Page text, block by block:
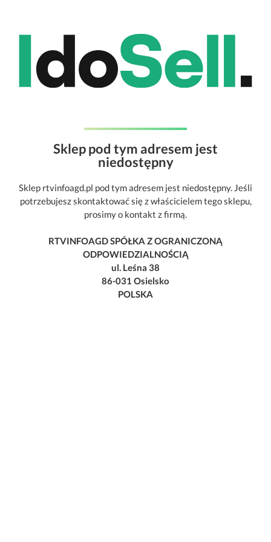
Sklep pod tym adresem jest
niedostępny
Sklep rtvinfoagd.pl pod tym adresem jest niedostępny. Jeśli
potrzebujesz skontaktować się z właścicielem tego sklepu,
prosimy o kontakt z firmą.
RTVINFOAGD SPÓŁKA Z OGRANICZONĄ
ODPOWIEDZIALNOŚCIĄ
ul. Leśna 38
86-031 Osielsko
POLSKA